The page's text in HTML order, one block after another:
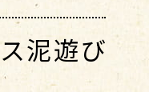
泥遊び